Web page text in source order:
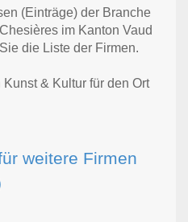
(Einträge) der Branche
im Kanton Vaud
die Liste der Firmen.
& Kultur für den Ort
weitere Firmen